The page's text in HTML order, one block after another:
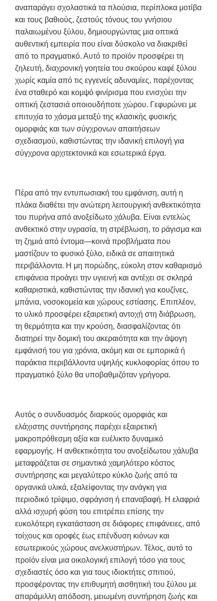
αναπαράγει σχολαστικά τα πλούσια, περίπλοκα μοτίβα
και τους βαθιούς, ζεστούς τόνους του γνήσιου
παλαιωμένου ξύλου, δημιουργώντας μια οπτικά
αυθεντική εμπειρία που είναι δύσκολο να διακριθεί
από το πραγματικό. Αυτό το προϊόν προσφέρει τη
ζηλευτή, διαχρονική γοητεία του σκούρου καφέ ξύλου
χωρίς καμία από τις εγγενείς αδυναμίες, παρέχοντας
ένα σταθερό και κομψό φινίρισμα που ενισχύει την
οπτική ζεστασιά οποιουδήποτε χώρου. Γεφυρώνει με
επιτυχία το χάσμα μεταξύ της κλασικής φυσικής
ομορφιάς και των σύγχρονων απαιτήσεων
σχεδιασμού, καθιστώντας την ιδανική επιλογή για
σύγχρονα αρχιτεκτονικά και εσωτερικά έργα.
Πέρα από την εντυπωσιακή του εμφάνιση, αυτή η
πλάκα διαθέτει την ανώτερη λειτουργική ανθεκτικότητα
του πυρήνα από ανοξείδωτο χάλυβα. Είναι εντελώς
ανθεκτικό στην υγρασία, τη στρέβλωση, το ράγισμα και
τη ζημιά από έντομα—κοινά προβλήματα που
μαστίζουν το φυσικό ξύλο, ειδικά σε απαιτητικά
περιβάλλοντα. Η μη πορώδης, εύκολη στον καθαρισμό
επιφάνεια προάγει την υγιεινή και αντέχει σε σκληρά
καθαριστικά, καθιστώντας την ιδανική για κουζίνες,
μπάνια, νοσοκομεία και χώρους εστίασης. Επιπλέον,
το υλικό προσφέρει εξαιρετική αντοχή στη διάβρωση,
τη θερμότητα και την κρούση, διασφαλίζοντας ότι
διατηρεί την δομική του ακεραιότητα και την άψογη
εμφάνισή του για χρόνια, ακόμη και σε εμπορικά ή
παράκτια περιβάλλοντα υψηλής κυκλοφορίας όπου το
πραγματικό ξύλο θα υποβαθμιζόταν γρήγορα.
Αυτός ο συνδυασμός διαρκούς ομορφιάς και
ελάχιστης συντήρησης παρέχει εξαιρετική
μακροπρόθεσμη αξία και ευέλικτο δυναμικό
εφαρμογής. Η ανθεκτικότητα του ανοξείδωτου χάλυβα
μεταφράζεται σε σημαντικά χαμηλότερο κόστος
συντήρησης και μεγαλύτερο κύκλο ζωής από τα
οργανικά υλικά, εξαλείφοντας την ανάγκη για
περιοδικό τρίψιμο, σφράγιση ή επαναβαφή. Η ελαφριά
αλλά ισχυρή φύση του επιτρέπει επίσης την
ευκολότερη εγκατάσταση σε διάφορες επιφάνειες, από
τοίχους και οροφές έως επένδυση κιόνων και
εσωτερικούς χώρους ανελκυστήρων. Τέλος, αυτό το
προϊόν είναι μια οικολογική επιλογή τόσο για τους
σχεδιαστές όσο και για τους ιδιοκτήτες σπιτιού,
προσφέροντας την επιθυμητή αισθητική του ξύλου με
απαράμιλλη απόδοση, μειωμένη συντήρηση ζωής και